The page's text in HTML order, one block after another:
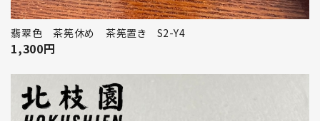
翡翠色 茶筅休め 茶筅置き S2-Y4
1,300円